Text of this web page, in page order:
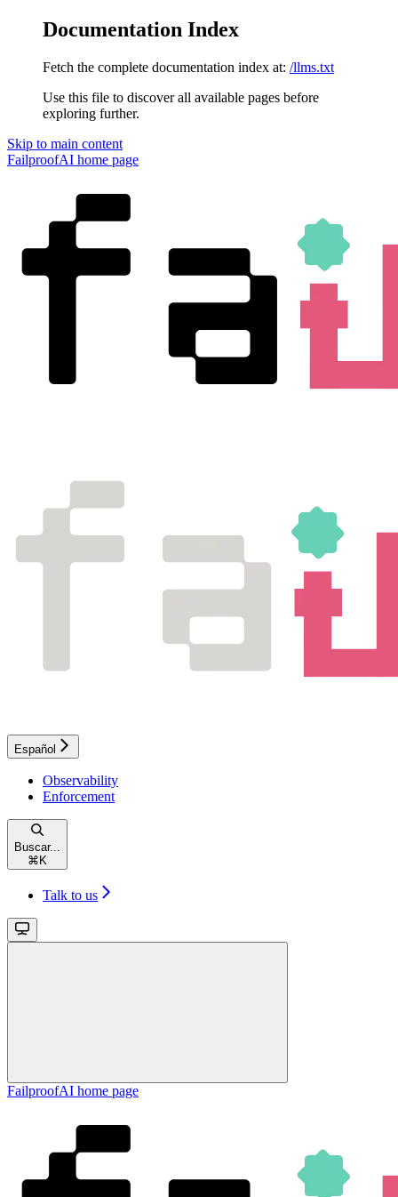
Documentation Index
Fetch the complete documentation index at: /llms.txt
Use this file to discover all available pages before
exploring further.
Skip to main content
FailproofAI home page
Español
Observability
Enforcement
Buscar...
⌘ K
Talk to us
FailproofAI home page